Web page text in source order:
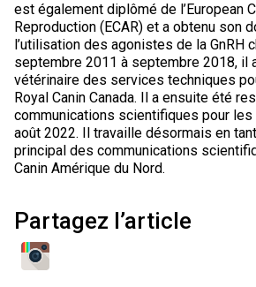
est également diplômé de l’European
Reproduction (ECAR) et a obtenu son
l’utilisation des agonistes de la GnRH
septembre 2011 à septembre 2018, il
vétérinaire des services techniques
Royal Canin Canada. Il a ensuite été
communications scientifiques pour les
août 2022. Il travaille désormais en
principal des communications
Canin Amérique du Nord.
Partagez l’article